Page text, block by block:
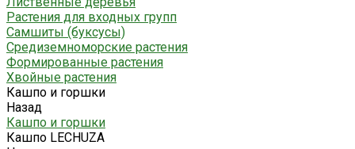
Растения для входных групп
Самшиты (буксусы)
Средиземноморские растения
Формированные растения
Хвойные растения
Кашпо и горшки
Назад
Кашпо и горшки
Кашпо LECHUZA